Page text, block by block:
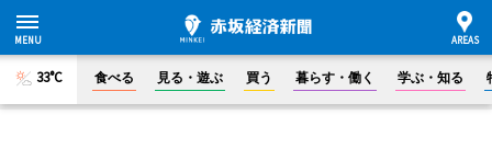
33°C 食べる 見る・遊ぶ 買う 暮らす・働く 学ぶ・知る